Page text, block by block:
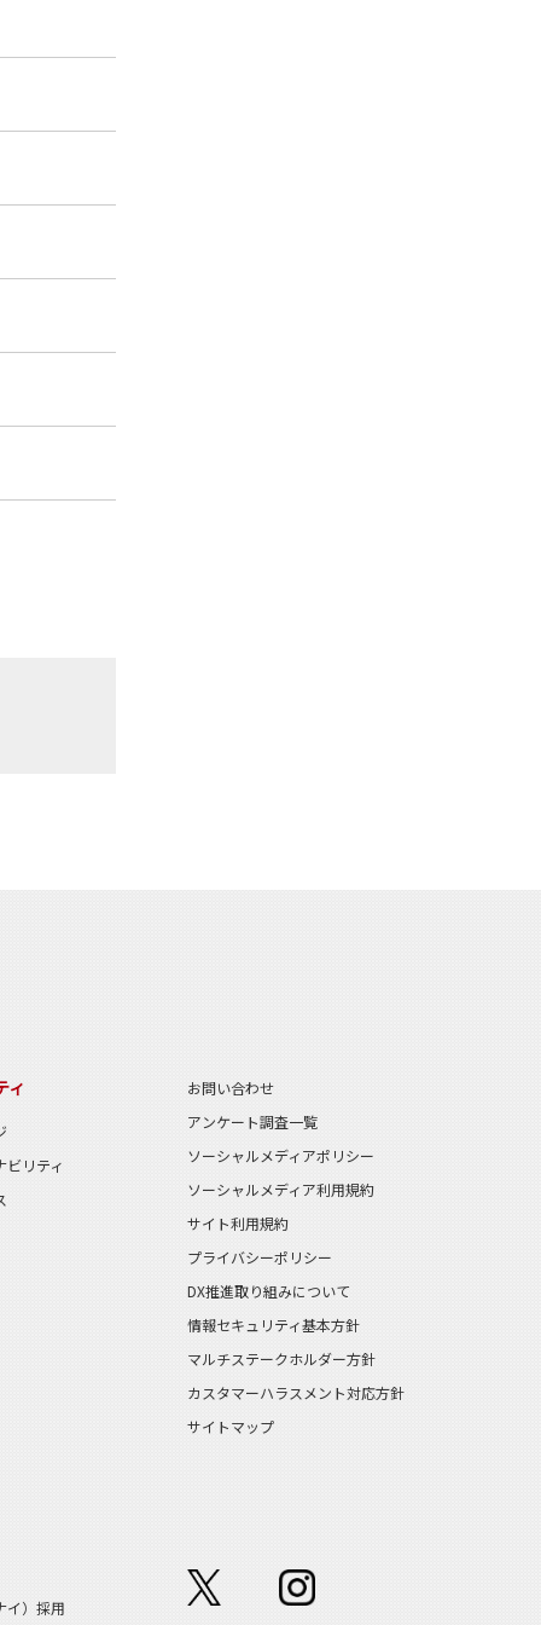
ィ
ビリティ
イ）採用
お問い合わせ
アンケート調査一覧
ソーシャルメディアポリシー
ソーシャルメディア利用規約
サイト利用規約
プライバシーポリシー
DX推進取り組みについて
情報セキュリティ基本方針
マルチステークホルダー方針
カスタマーハラスメント対応方針
サイトマップ